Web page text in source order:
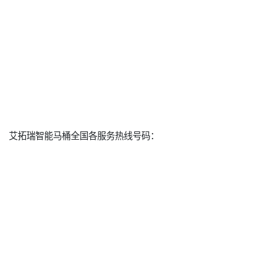
艾拓瑞智能马桶全国各服务热线号码：